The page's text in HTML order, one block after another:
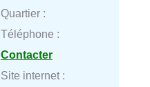
Quartier :
Téléphone :
Contacter
Site internet :